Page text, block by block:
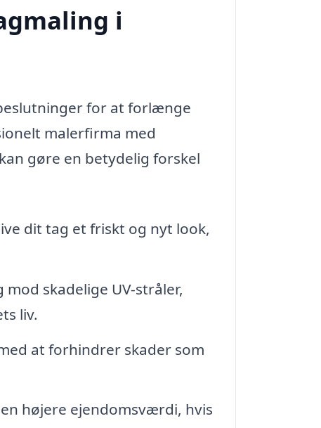
i
for at forlænge
malerfirma med
gøre en betydelig forskel
dit tag et friskt og nyt look,
skadelige UV-stråler,
liv.
at forhindrer skader som
højere ejendomsværdi, hvis